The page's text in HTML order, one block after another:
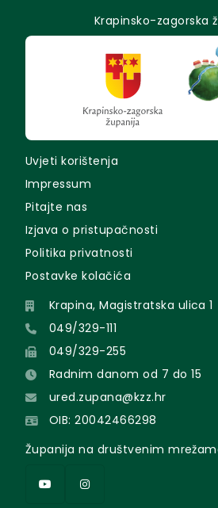
Krapinsko-zagorska
Uvjeti korištenja
Impressum
Pitajte nas
Izjava o pristupačnosti
Politika privatnosti
Postavke kolačića
Krapina, Magistratska ulica 1
049/329-111
049/329-255
Radnim danom od 7 do 15
ured.zupana@kzz.hr
OIB: 20042466298
Županija na društvenim